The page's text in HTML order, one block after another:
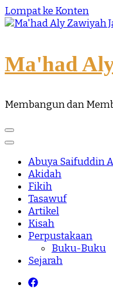
Lompat ke Konten
Ma'had
Membangun dan
Abuya Saifuddin
Akidah
Fikih
Tasawuf
Artikel
Kisah
Perpustakaan
Buku-Buku
Sejarah